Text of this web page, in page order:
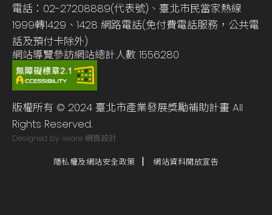
電話：02-27208889(代表號)、臺北市民當家熱線
1999轉1429、1428 網路電話(免付費電話服務，公共電
話及預付卡除外)
網站導覽參訪網站總計人數 1556280
版權所有 © 2024 臺北市產業發展獎勵補助計畫 All
Rights Reserved.
Designed by iware 網頁設計
隱私權及網站安全政策 網站資料開放宣告